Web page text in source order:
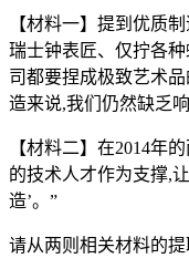
【材料一】提到优质
瑞士钟表匠、仅拧各
司都要捏成极致艺术
造来说,我们仍然缺乏
【材料二】在2014年
的技术人才作为支撑,
造’。”
请从两则相关材料的